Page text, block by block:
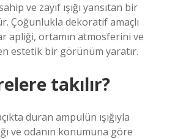
ve zayıf ışığı yansıtan bir
Çoğunlukla dekoratif amaçlı
apliği, ortamın atmosferini ve
estetik bir görünüm yaratır.
takılır?
duran ampulün ışığıyla
ve odanın konumuna göre